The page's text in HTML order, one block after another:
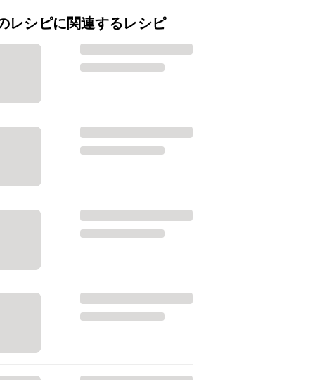
レシピに関連するレシピ